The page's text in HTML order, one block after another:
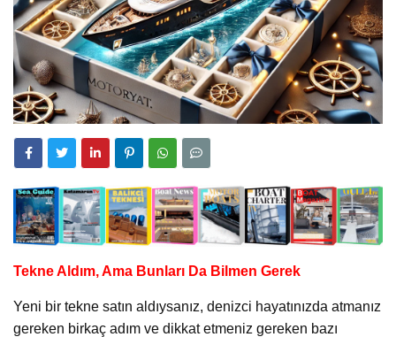
Tekne Aldım, Ama Bunları Da Bilmen Gerek
Yeni bir tekne satın aldıysanız, denizci hayatınızda atmanız
gereken birkaç adım ve dikkat etmeniz gereken bazı